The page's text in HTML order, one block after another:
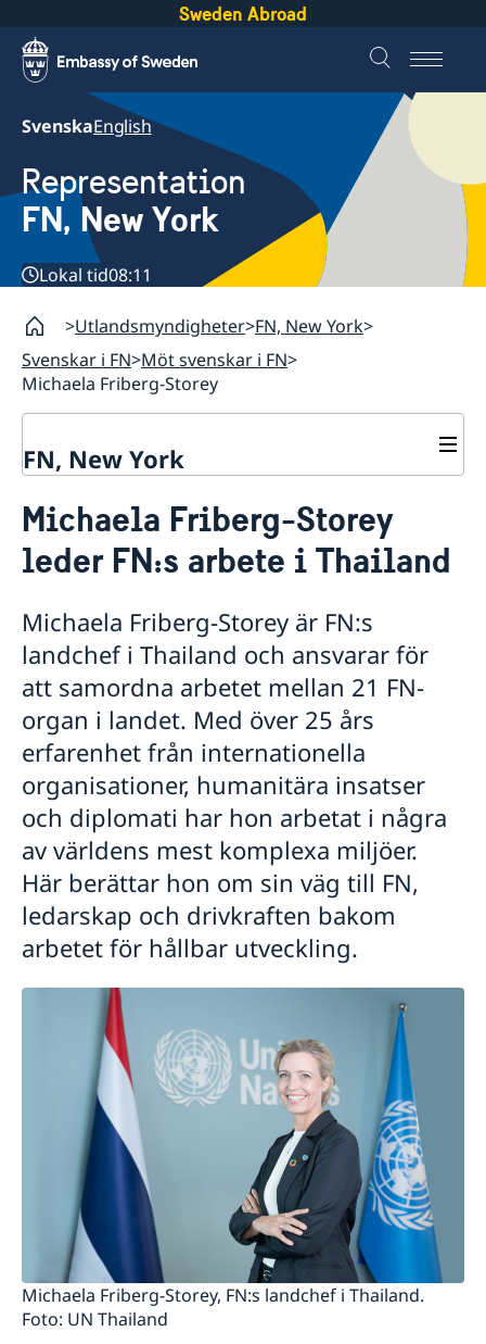
Sweden Abroad
SvenskaEnglish
Representation
FN, New York
Lokal tid08:11
Utlandsmyndigheter FN, New York
Svenskar i FN Möt svenskar i FN
Michaela Friberg-Storey
FN, New York
Våra medarbetare
Lediga tjänster
värdlandsrelaterade frågor
Praktiktjänstgöring
Regler för praktiktjänstgöring
Sverige i FN
FN i korthet
Social Media
Jobb, praktik och volontärarbete
Möt svenskar i FN
Martin Moks
Sofia Calltorp
Michaela Friberg-Storey
Niklas Skogsjö
Toloe Masori
Fredrick Lee-Ohlsson
Sarah Hilding der Weduwen
Daniel Roos
Michaela Friberg-Storey
leder FN:s arbete i Thailand
Michaela Friberg-Storey är FN:s
landchef i Thailand och ansvarar för
att samordna arbetet mellan 21 FN-
organ i landet. Med över 25 års
erfarenhet från internationella
organisationer, humanitära insatser
och diplomati har hon arbetat i några
av världens mest komplexa miljöer.
Här berättar hon om sin väg till FN,
ledarskap och drivkraften bakom
arbetet för hållbar utveckling.
Michaela Friberg-Storey, FN:s landchef i Thailand.
Foto: UN Thailand